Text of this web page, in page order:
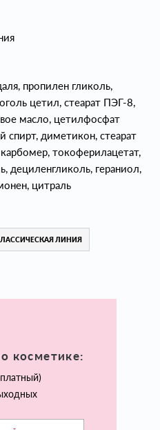
пропилен гликоль,
цетил, стеарат ПЭГ-8,
масло, цетилфосфат
спирт, диметикон, стеарат
токоферилацетат,
дециленгликоль, гераниол,
цитраль
ЛИНИЯ
косметике: